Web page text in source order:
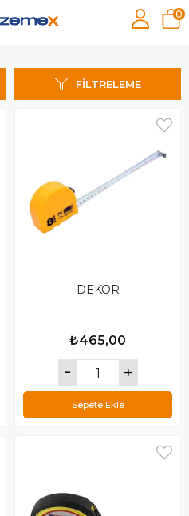
0
FILTRELEME
DEKOR
₺465,00
Sepete Ekle